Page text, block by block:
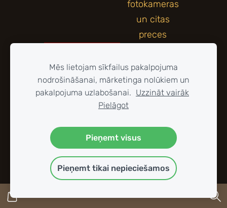
Mēs lietojam sīkfailus pakalpojuma
nodrošināšanai, mārketinga nolūkiem un
pakalpojuma uzlabošanai. Uzzināt vairāk
Pielāgot
Pieņemt visus
Pieņemt tikai nepieciešamos